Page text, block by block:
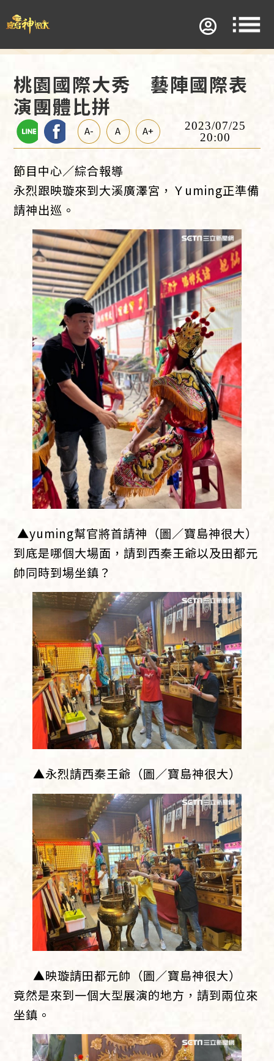
桃園國際大秀 藝陣國際表
演團體比拼
A- A A+
2023/07/25
20:00
節目中心／綜合報導
永烈跟映璇來到大溪廣澤宮，Ｙuming正準備
請神出巡。
▲yuming幫官將首請神（圖／寶島神很大）
到底是哪個大場面，請到西秦王爺以及田都元
帥同時到場坐鎮？
▲永烈請西秦王爺（圖／寶島神很大）
▲映璇請田都元帥（圖／寶島神很大）
竟然是來到一個大型展演的地方，請到兩位來
坐鎮。